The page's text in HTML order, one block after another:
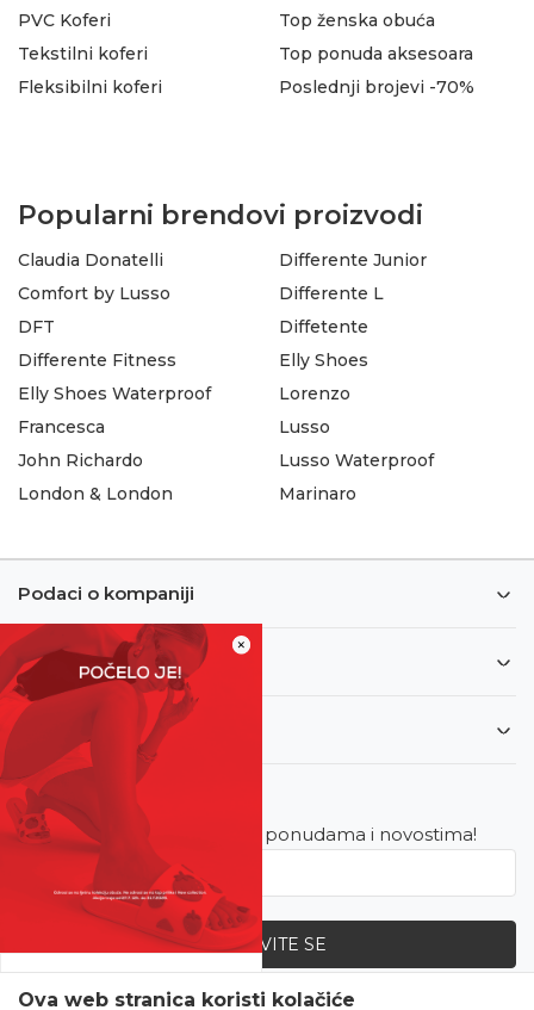
×
SVE UPOLA CIJENE!
PVC Koferi
Tekstilni koferi
Fleksibilni koferi
Top ženska obuća
Top ponuda aksesoara
Poslednji brojevi -70%
Popularni brendovi proizvodi
Claudia Donatelli
Comfort by Lusso
DFT
Differente Fitness
Differente Junior
Differente L
Diffetente
Elly Shoes
Elly Shoes Waterproof
Francesca
John Richardo
London & London
Lorenzo
Lusso
Lusso Waterproof
Marinaro
Podaci o kompaniji
Informacije
Korisnički servis
Newsletter
Budite u toku sa najnovijim ponudama i novostima!
PRIJAVITE SE
Ova web stranica koristi kolačiće